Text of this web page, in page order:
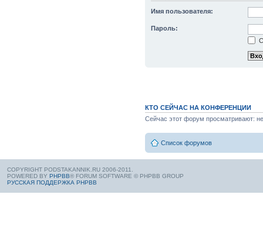
Имя пользователя:
Пароль:
КТО СЕЙЧАС НА КОНФЕРЕНЦИИ
Сейчас этот форум просматривают:
Список форумов
COPYRIGHT PODSTAKANNIK.RU 2006-2011.
POWERED BY PHPBB® FORUM SOFTWARE © PHPBB GROUP
РУССКАЯ ПОДДЕРЖКА PHPBB